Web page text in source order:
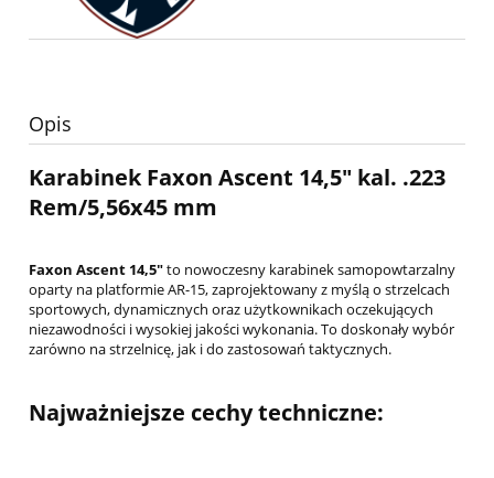
Opis
Karabinek Faxon Ascent 14,5" kal. .223
Rem/5,56x45 mm
Faxon Ascent 14,5"to nowoczesny karabinek samopowtarzalny
oparty na platformie AR-15, zaprojektowany z myślą o strzelcach
sportowych, dynamicznych oraz użytkownikach oczekujących
niezawodności i wysokiej jakości wykonania. To doskonały wybór
zarówno na strzelnicę, jak i do zastosowań taktycznych.
Najważniejsze cechy techniczne: